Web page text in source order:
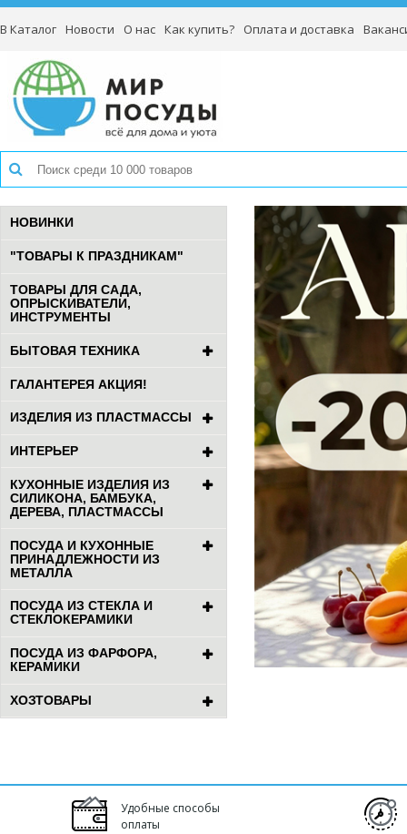
В Каталог Новости О нас Как купить? Оплата и доставка
НОВИНКИ
"ТОВАРЫ К ПРАЗДНИКАМ"
ТОВАРЫ ДЛЯ САДА,
ОПРЫСКИВАТЕЛИ,
ИНСТРУМЕНТЫ
БЫТОВАЯ ТЕХНИКА
ГАЛАНТЕРЕЯ АКЦИЯ!
ИЗДЕЛИЯ ИЗ ПЛАСТМАССЫ
ИНТЕРЬЕР
КУХОННЫЕ ИЗДЕЛИЯ ИЗ
СИЛИКОНА, БАМБУКА,
ДЕРЕВА, ПЛАСТМАССЫ
ПОСУДА И КУХОННЫЕ
ПРИНАДЛЕЖНОСТИ ИЗ
МЕТАЛЛА
ПОСУДА ИЗ СТЕКЛА И
СТЕКЛОКЕРАМИКИ
ПОСУДА ИЗ ФАРФОРА,
КЕРАМИКИ
ХОЗТОВАРЫ
Удобные способы
оплаты